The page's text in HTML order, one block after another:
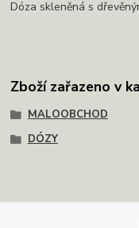
Dóza skleněná s
Zboží zařazeno v
MALOOBCHOD
DÓZY